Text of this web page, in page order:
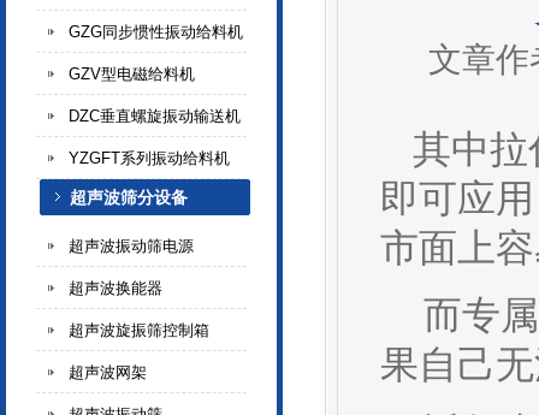
GZG同步惯性振动给料机
GZV型电磁给料机
DZC垂直螺旋振动输送机
YZGFT系列振动给料机
超声波筛分设备
超声波振动筛电源
超声波换能器
超声波旋振筛控制箱
超声波网架
文章作
其中拉
即可应
市面上
而专属
果自己